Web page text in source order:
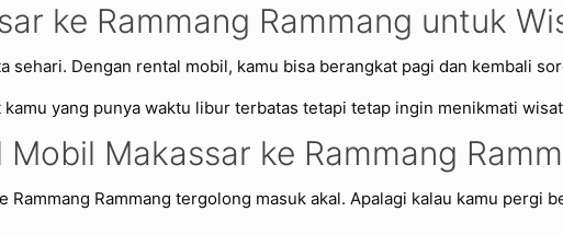
ke Rammang Rammang untuk
sehari. Dengan rental mobil, kamu bisa berangkat pagi dan kembali
yang punya waktu libur terbatas tetapi tetap ingin menikmati
Mobil Makassar ke Rammang
Rammang Rammang tergolong masuk akal. Apalagi kalau kamu pergi